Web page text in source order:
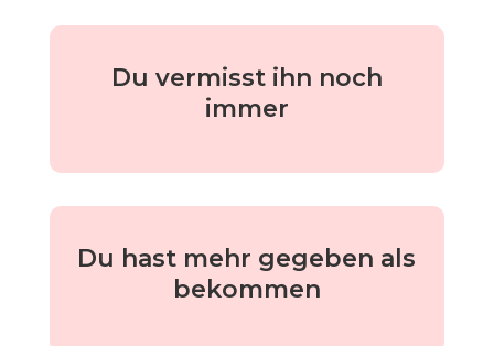
Du vermisst ihn noch
immer
Du hast mehr gegeben als
bekommen